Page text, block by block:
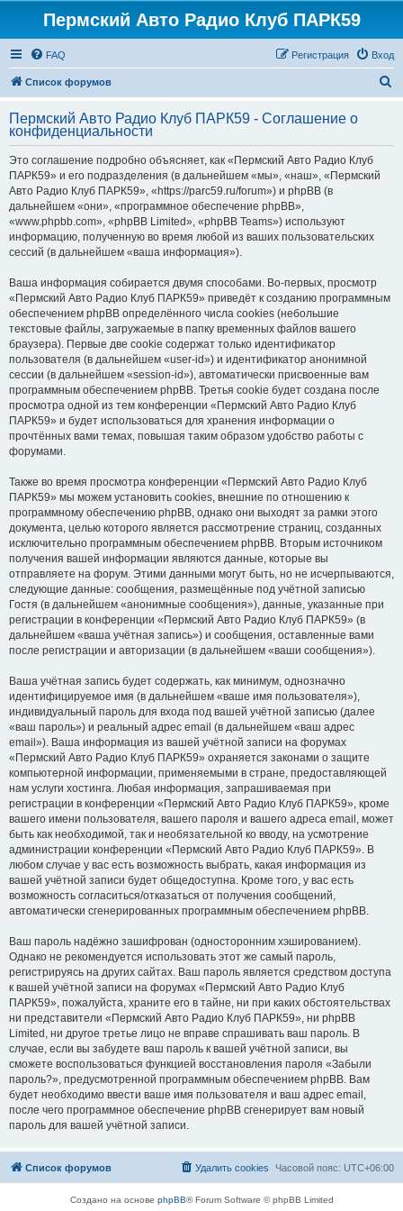
Пермский Авто Радио Клуб ПАРК59
FAQ Вход
Регистрация
Список форумов
с
Пермский Авто Радио Клуб ПАРК59 - Соглашение о
конфиденциальности
Это соглашение подробно объясняет, как «Пермский Авто Радио Клуб
ПАРК59» и его подразделения (в дальнейшем «мы», «наш», «Пермский
Авто Радио Клуб ПАРК59», «https://parc59.ru/forum») и phpBB (в
дальнейшем «они», «программное обеспечение phpBB»,
«www.phpbb.com», «phpBB Limited», «phpBB Teams») используют
информацию, полученную во время любой из ваших пользовательских
сессий (в дальнейшем «ваша информация»).
Ваша информация собирается двумя способами. Во-первых, просмотр
«Пермский Авто Радио Клуб ПАРК59» приведёт к созданию программным
обеспечением phpBB определённого числа cookies (небольшие
текстовые файлы, загружаемые в папку временных файлов вашего
браузера). Первые две cookie содержат только идентификатор
пользователя (в дальнейшем «user-id») и идентификатор анонимной
сессии (в дальнейшем «session-id»), автоматически присвоенные вам
программным обеспечением phpBB. Третья cookie будет создана после
просмотра одной из тем конференции «Пермский Авто Радио Клуб
ПАРК59» и будет использоваться для хранения информации о
прочтённых вами темах, повышая таким образом удобство работы с
форумами.
Также во время просмотра конференции «Пермский Авто Радио Клуб
ПАРК59» мы можем установить cookies, внешние по отношению к
программному обеспечению phpBB, однако они выходят за рамки этого
документа, целью которого является рассмотрение страниц, созданных
исключительно программным обеспечением phpBB. Вторым источником
получения вашей информации являются данные, которые вы
отправляете на форум. Этими данными могут быть, но не исчерпываются,
следующие данные: сообщения, размещённые под учётной записью
Гостя (в дальнейшем «анонимные сообщения»), данные, указанные при
регистрации в конференции «Пермский Авто Радио Клуб ПАРК59» (в
дальнейшем «ваша учётная запись») и сообщения, оставленные вами
после регистрации и авторизации (в дальнейшем «ваши сообщения»).
Ваша учётная запись будет содержать, как минимум, однозначно
идентифицируемое имя (в дальнейшем «ваше имя пользователя»),
индивидуальный пароль для входа под вашей учётной записью (далее
«ваш пароль») и реальный адрес email (в дальнейшем «ваш адрес
email»). Ваша информация из вашей учётной записи на форумах
«Пермский Авто Радио Клуб ПАРК59» охраняется законами о защите
компьютерной информации, применяемыми в стране, предоставляющей
нам услуги хостинга. Любая информация, запрашиваемая при
регистрации в конференции «Пермский Авто Радио Клуб ПАРК59», кроме
вашего имени пользователя, вашего пароля и вашего адреса email, может
быть как необходимой, так и необязательной ко вводу, на усмотрение
администрации конференции «Пермский Авто Радио Клуб ПАРК59». В
любом случае у вас есть возможность выбрать, какая информация из
вашей учётной записи будет общедоступна. Кроме того, у вас есть
возможность согласиться/отказаться от получения сообщений,
автоматически сгенерированных программным обеспечением phpBB.
Ваш пароль надёжно зашифрован (односторонним хэшированием).
Однако не рекомендуется использовать этот же самый пароль,
регистрируясь на других сайтах. Ваш пароль является средством доступа
к вашей учётной записи на форумах «Пермский Авто Радио Клуб
ПАРК59», пожалуйста, храните его в тайне, ни при каких обстоятельствах
ни представители «Пермский Авто Радио Клуб ПАРК59», ни phpBB
Limited, ни другое третье лицо не вправе спрашивать ваш пароль. В
случае, если вы забудете ваш пароль к вашей учётной записи, вы
сможете воспользоваться функцией восстановления пароля «Забыли
пароль?», предусмотренной программным обеспечением phpBB. Вам
будет необходимо ввести ваше имя пользователя и ваш адрес email,
после чего программное обеспечение phpBB сгенерирует вам новый
пароль для вашей учётной записи.
Список форумов Часовой пояс: UTC+06:00
Удалить cookies
Создано на основе phpBB® Forum Software © phpBB Limited